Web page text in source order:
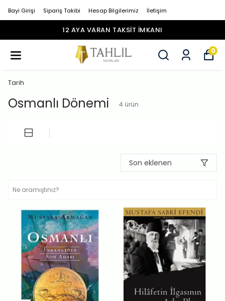
Bayi Girişi Sipariş Takibi Hesap Bilgilerimiz İletişim
12 AYA VARAN TAKSİT İMKANI
0
Tarih
Osmanlı Dönemi 4 ürün
Son eklenen